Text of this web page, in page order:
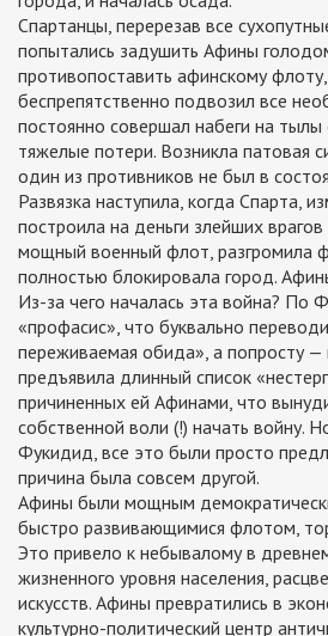
Спартанцы, перерезав все
попытались задушить Афины
противопоставить афинскому
беспрепятственно подвозил все
постоянно совершал набеги на тылы
тяжелые потери. Возникла патовая
один из противников не был в
Развязка наступила, когда Спарта,
построила на деньги злейших
мощный военный флот, разгромила
полностью блокировала город.
Из-за чего началась эта война? По
«профасис», что буквально
переживаемая обида», а попросту —
предъявила длинный список
причиненных ей Афинами, что
собственной воли (!) начать войну.
Фукидид, все это были просто
причина была совсем другой.
Афины были мощным
быстро развивающимися флотом,
Это привело к небывалому в
жизненного уровня населения,
искусств. Афины превратились в
культурно-политический центр